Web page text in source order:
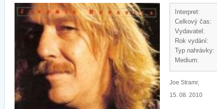
Interpret:
Celkový čas:
Vydavatel:
Rok vydání:
Typ nahrávky:
Medium:
Joe Stramr,
15. 08. 2010